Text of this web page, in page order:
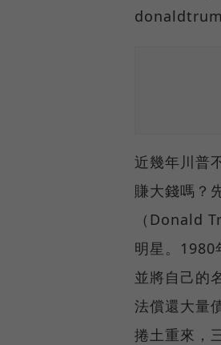
近幾年川普
賺大錢嗎？
（Donald
明星。1980
並將自己的
法償還大量
捲土重來，